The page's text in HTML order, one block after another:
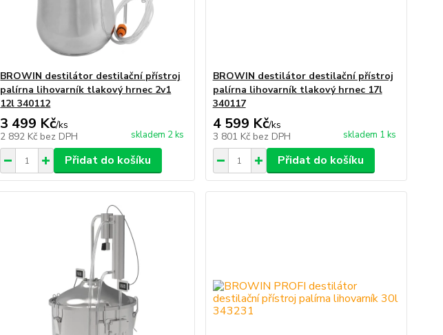
BROWIN destilátor destilační přístroj
palírna lihovarník tlakový hrnec 2v1
12l 340112
3 499 Kč/ks
2 892 Kč bez DPH skladem 2 ks
Přidat do košíku
BROWIN destilátor destilační přístroj
palírna lihovarník tlakový hrnec 17l
340117
4 599 Kč/ks
3 801 Kč bez DPH skladem 1 ks
Přidat do košíku